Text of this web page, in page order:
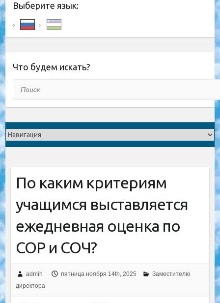
Выберите язык:
Что будем искать?
По каким критериям
учащимся выставляется
ежедневная оценка по
СОР и СОЧ?
admin пятница ноября 14th, 2025
Заместителю
директора